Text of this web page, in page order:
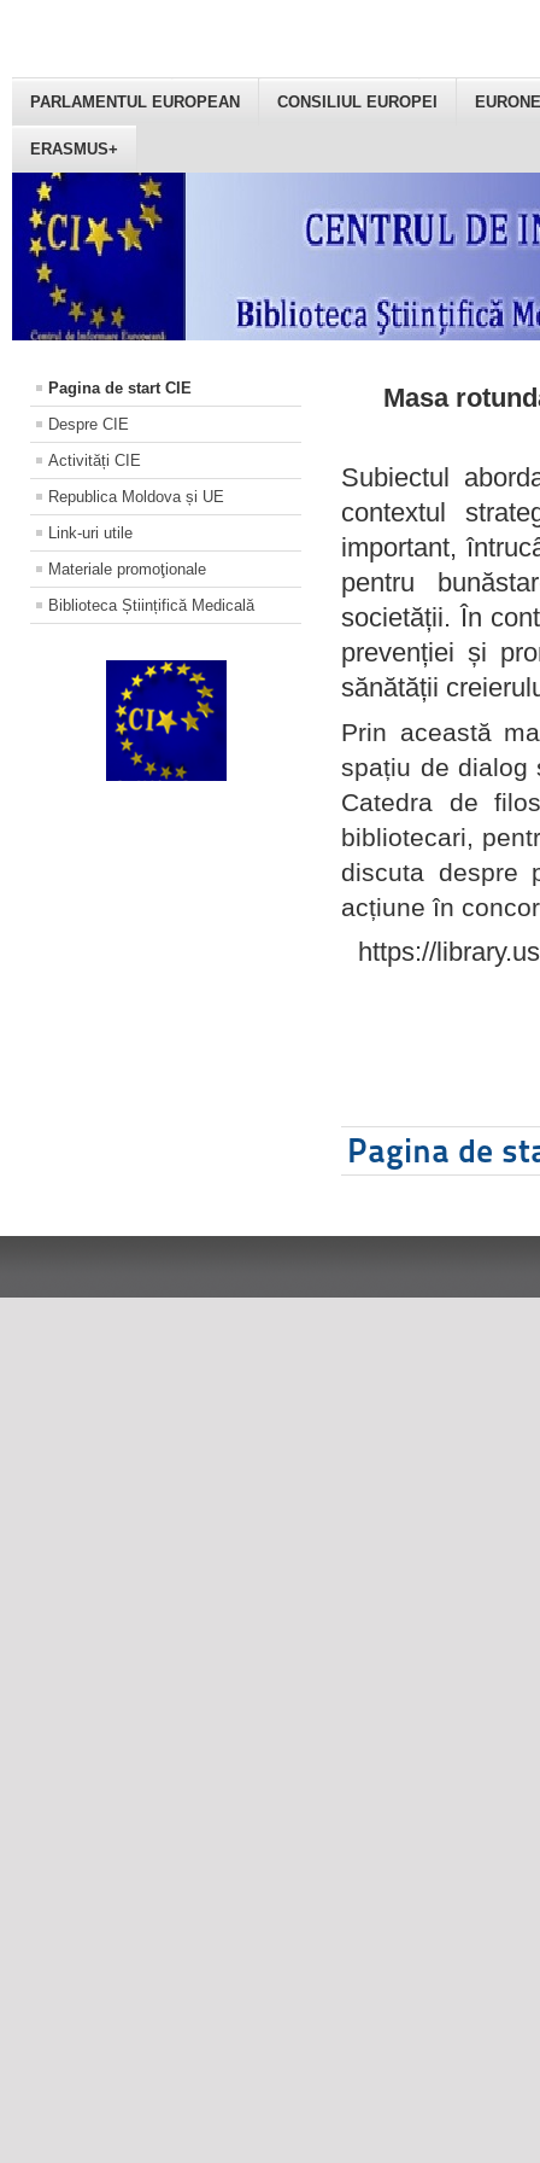
PARLAMENTUL EUROPEAN CONSILIUL EUROPEI
ERASMUS+
Pagina de start CIE
Despre CIE
Activități CIE
Republica Moldova și UE
Link-uri utile
Materiale promoţionale
Biblioteca Științifică Medicală
Masa
Subiectul
contextul
important,
pentru
societății. În
prevenției și
sănătății
Prin această
spațiu de dialog
Catedra de
bibliotecari,
discuta despre
acțiune în
https://
Pagina de